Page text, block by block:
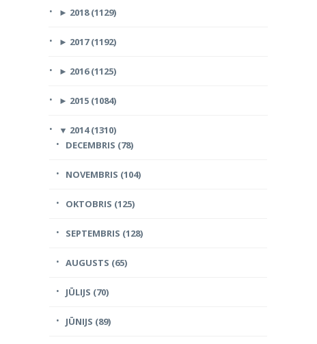
► 2018 (1129)
► 2017 (1192)
► 2016 (1125)
► 2015 (1084)
▼ 2014 (1310)
DECEMBRIS (78)
NOVEMBRIS (104)
OKTOBRIS (125)
SEPTEMBRIS (128)
AUGUSTS (65)
JŪLIJS (70)
JŪNIJS (89)